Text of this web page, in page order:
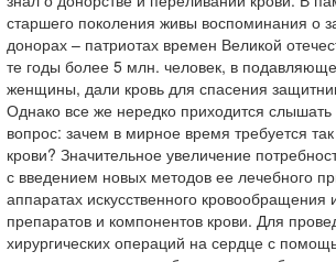
старшего поколения живы воспоминания о
донорах – патриотах времен Великой
те годы более 5 млн. человек, в
женщины, дали кровь для спасения
Однако все же нередко приходится
вопрос: зачем в мирное время требуется
крови? Значительное увеличение
с введением новых методов ее лечебного
аппаратах искусственного кровообращения
препаратов и компонентов крови. Для
хирургических операций на сердце с